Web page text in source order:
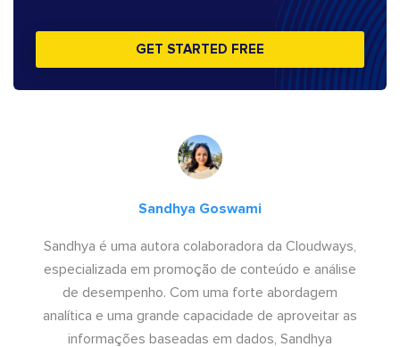
GET STARTED FREE
Sandhya Goswami
Sandhya é uma autora colaboradora da Cloudways,
especializada em promoção de conteúdo e análise
de desempenho. Com uma forte abordagem
analítica e uma grande capacidade de aproveitar as
informações baseadas em dados, Sandhya